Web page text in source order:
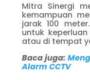
Mitra Sinergi
kemampuan
jarak 100
untuk
atau di tempat
Baca juga:
Alarm CCTV